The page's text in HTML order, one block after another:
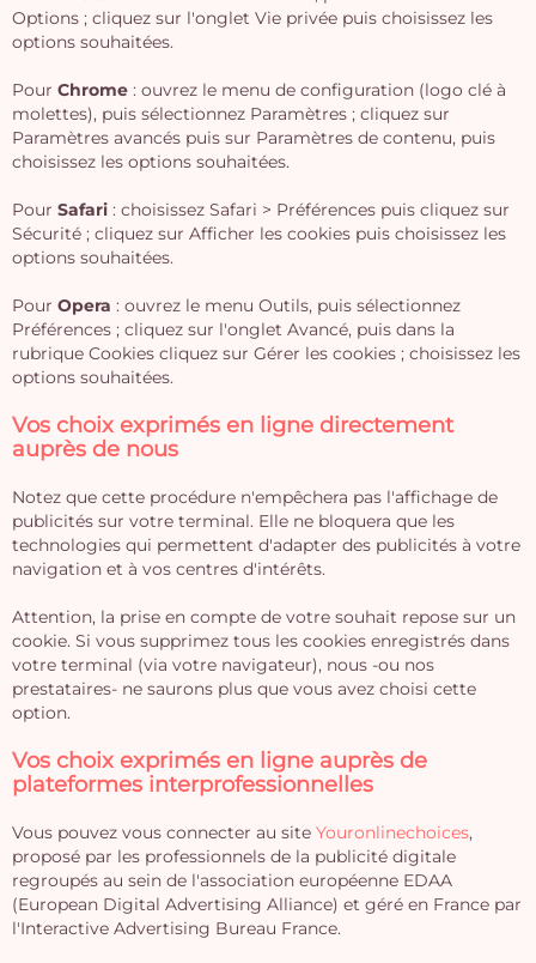
Options ; cliquez sur l'onglet Vie privée puis choisissez les
options souhaitées.
Pour Chrome : ouvrez le menu de configuration (logo clé à
molettes), puis sélectionnez Paramètres ; cliquez sur
Paramètres avancés puis sur Paramètres de contenu, puis
choisissez les options souhaitées.
Pour Safari : choisissez Safari > Préférences puis cliquez sur
Sécurité ; cliquez sur Afficher les cookies puis choisissez les
options souhaitées.
Pour Opera : ouvrez le menu Outils, puis sélectionnez
Préférences ; cliquez sur l'onglet Avancé, puis dans la
rubrique Cookies cliquez sur Gérer les cookies ; choisissez les
options souhaitées.
Vos choix exprimés en ligne directement
auprès de nous
Notez que cette procédure n'empêchera pas l'affichage de
publicités sur votre terminal. Elle ne bloquera que les
technologies qui permettent d'adapter des publicités à votre
navigation et à vos centres d'intérêts.
Attention, la prise en compte de votre souhait repose sur un
cookie. Si vous supprimez tous les cookies enregistrés dans
votre terminal (via votre navigateur), nous -ou nos
prestataires- ne saurons plus que vous avez choisi cette
option.
Vos choix exprimés en ligne auprès de
plateformes interprofessionnelles
Vous pouvez vous connecter au site Youronlinechoices,
proposé par les professionnels de la publicité digitale
regroupés au sein de l'association européenne EDAA
(European Digital Advertising Alliance) et géré en France par
l'Interactive Advertising Bureau France.